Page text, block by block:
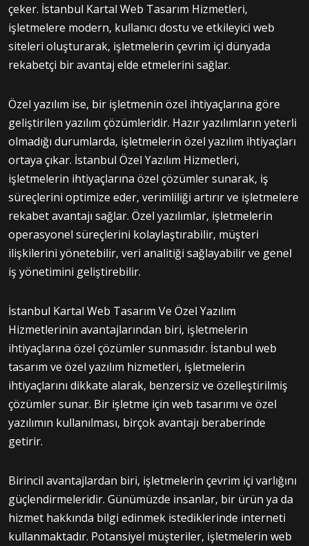
çeker. İstanbul Kartal Web Tasarım Hizmetleri,
işletmelere modern, kullanıcı dostu ve etkileyici web
siteleri oluşturarak, işletmelerin çevrim içi dünyada
rekabetçi bir avantaj elde etmelerini sağlar.
Özel yazılım ise, bir işletmenin özel ihtiyaçlarına göre
geliştirilen yazılım çözümleridir. Hazır yazılımların yeterli
olmadığı durumlarda, işletmelerin özel yazılım ihtiyaçları
ortaya çıkar. İstanbul Özel Yazılım Hizmetleri,
işletmelerin ihtiyaçlarına özel çözümler sunarak, iş
süreçlerini optimize eder, verimliliği artırır ve işletmelere
rekabet avantajı sağlar. Özel yazılımlar, işletmelerin
operasyonel süreçlerini kolaylaştırabilir, müşteri
ilişkilerini yönetebilir, veri analitiği sağlayabilir ve genel
iş yönetimini geliştirebilir.
İstanbul Kartal Web Tasarım Ve Özel Yazılım
Hizmetlerinin avantajlarından biri, işletmelerin
ihtiyaçlarına özel çözümler sunmasıdır. İstanbul web
tasarım ve özel yazılım hizmetleri, işletmelerin
ihtiyaçlarını dikkate alarak, benzersiz ve özelleştirilmiş
çözümler sunar. Bir işletme için web tasarımı ve özel
yazılımın kullanılması, birçok avantajı beraberinde
getirir.
Birincil avantajlardan biri, işletmelerin çevrim içi varlığını
güçlendirmeleridir. Günümüzde insanlar, bir ürün ya da
hizmet hakkında bilgi edinmek istediklerinde interneti
kullanmaktadır. Potansiyel müşteriler, işletmelerin web